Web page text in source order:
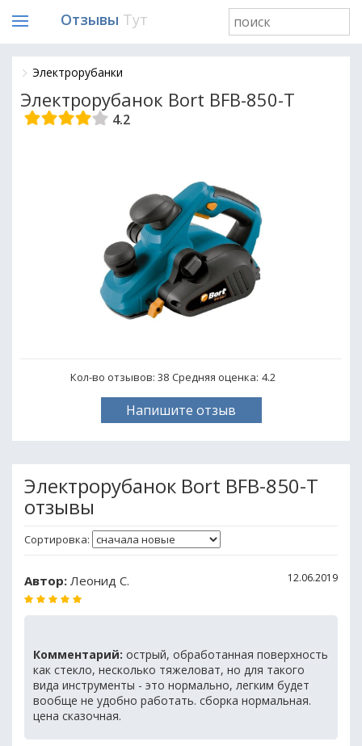
Отзывы Тут
Электрорубанки
Электрорубанок Bort BFB-850-T
4.2
Кол-во отзывов: 38 Средняя оценка: 4.2
Напишите отзыв
Электрорубанок Bort BFB-850-T
отзывы
Сортировка:
Автор: Леонид С. 12.06.2019
Комментарий: острый, обработанная поверхность
как стекло, несколько тяжеловат, но для такого
вида инструменты - это нормально, легким будет
вообще не удобно работать. сборка нормальная.
цена сказочная.